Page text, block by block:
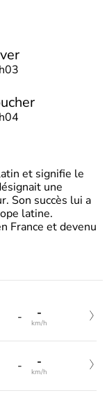
et signifie le
une
Son succès lui a
latine.
France et devenu
- -
km/h
- -
km/h